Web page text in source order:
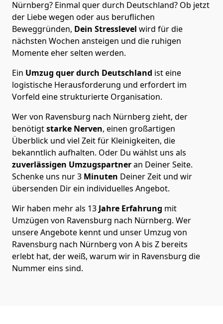
Nürnberg? Einmal quer durch Deutschland? Ob jetzt
der Liebe wegen oder aus beruflichen
Beweggründen, Dein Stresslevel wird für die
nächsten Wochen ansteigen und die ruhigen
Momente eher selten werden.
Ein Umzug quer durch Deutschland ist eine
logistische Herausforderung und erfordert im
Vorfeld eine strukturierte Organisation.
Wer von Ravensburg nach Nürnberg zieht, der
benötigtstarke Nerven, einen großartigen
Überblick und viel Zeit für Kleinigkeiten, die
bekanntlich aufhalten. Oder Du wählst uns als
zuverlässigen Umzugspartneran Deiner Seite.
Schenke uns nur3 Minuten Deiner Zeit und wir
übersenden Dir ein individuelles Angebot.
Wir haben mehr als 13 Jahre Erfahrung mit
Umzügen von Ravensburg nach Nürnberg. Wer
unsere Angebote kennt und unser Umzug von
Ravensburg nach Nürnberg von A bis Z bereits
erlebt hat, der weiß, warum wir in Ravensburg die
Nummer eins sind.